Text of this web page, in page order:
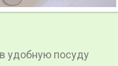
удобную посуду